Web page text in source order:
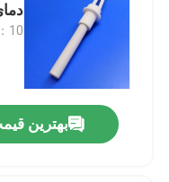
فیلم های
نمایش واقعیت مجازی
درباره ما
10
بهترین